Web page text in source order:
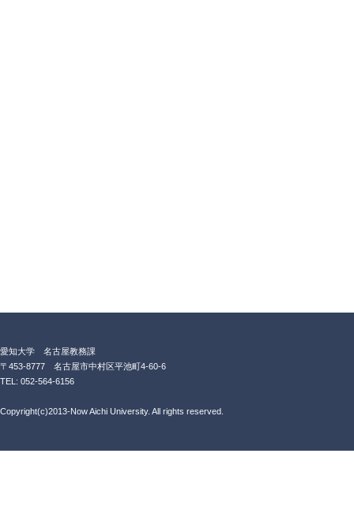
愛知大学 名古屋教務課
〒453-8777 名古屋市中村区平池町4-60-6
TEL: 052-564-6156
Copyright(c)2013-Now Aichi University. All rights reserved.